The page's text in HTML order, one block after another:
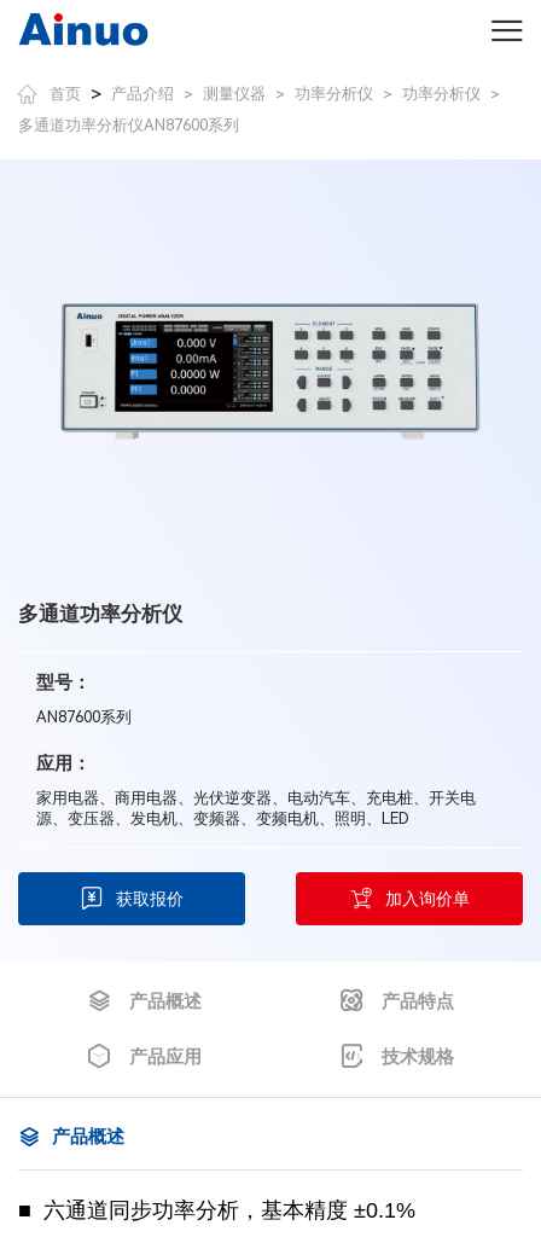
首页 > 产品介绍 > 测量仪器 > 功率分析仪 > 功率分析仪
>
多通道功率分析仪AN87600系列
多通道功率分析仪
型号：
AN87600系列
应用：
家用电器、商用电器、光伏逆变器、电动汽车、充电桩、开关电
源、变压器、发电机、变频器、变频电机、照明、LED
获取报价 加入询价单
产品概述 产品特点
产品应用 技术规格
产品概述
■ 六通道同步功率分析，基本精度 ±0.1%